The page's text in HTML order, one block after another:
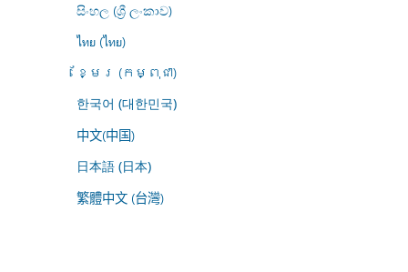
සිංහල (ශ්‍රී ලංකාව)
ไทย (ไทย)
ខ្មែរ (កម្ពុជា)
한국어 (대한민국)
中文(中国)
日本語 (日本)
繁體中文 (台灣)